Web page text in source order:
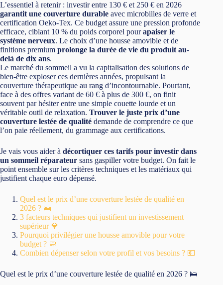
L’essentiel à retenir : investir entre 130 € et 250 € en 2026
garantit une couverture durable avec microbilles de verre et
certification Oeko-Tex. Ce budget assure une pression profonde
efficace, ciblant 10 % du poids corporel pourapaiser le
système nerveux. Le choix d’une housse amovible et de
finitions premium prolonge la durée de vie du produit au-
delà de dix ans.
Le marché du sommeil a vu la capitalisation des solutions de
bien-être exploser ces dernières années, propulsant la
couverture thérapeutique au rang d’incontournable. Pourtant,
face à des offres variant de 60 € à plus de 300 €, on finit
souvent par hésiter entre une simple couette lourde et un
véritable outil de relaxation. Trouver le juste prix d’une
couverture lestée de qualité demande de comprendre ce que
l’on paie réellement, du grammage aux certifications.
Je vais vous aider à décortiquer ces tarifs pour investir dans
un sommeil réparateur sans gaspiller votre budget. On fait le
point ensemble sur les critères techniques et les matériaux qui
justifient chaque euro dépensé.
Quel est le prix d’une couverture lestée de qualité en
2026 ? 🛌
3 facteurs techniques qui justifient un investissement
supérieur 💎
Pourquoi privilégier une housse amovible pour votre
budget ? 🧼
Combien dépenser selon votre profil et vos besoins ? 💶
Quel est le prix d’une couverture lestée de qualité en 2026 ? 🛌